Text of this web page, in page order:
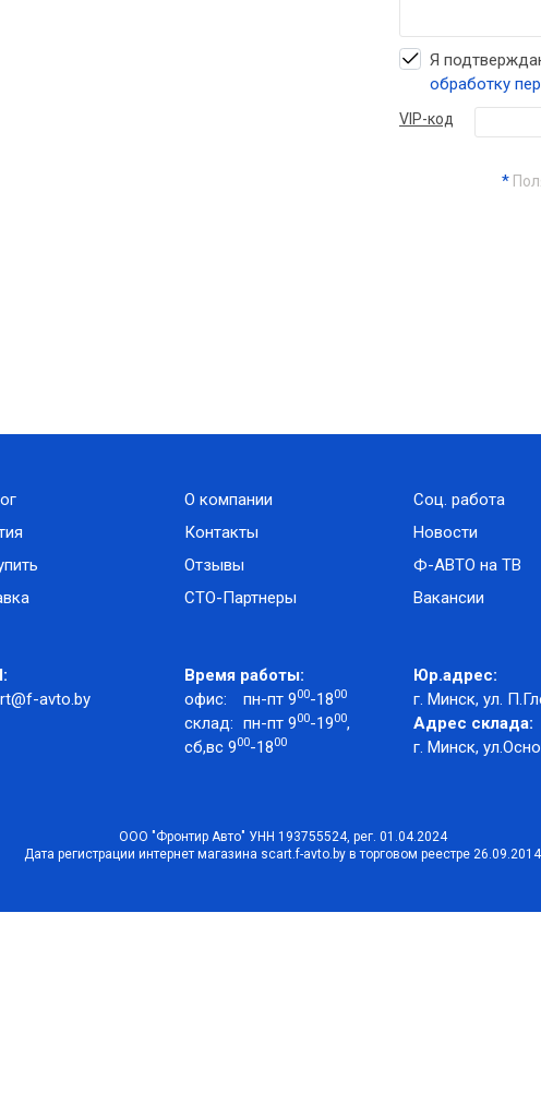
Я
обработку
VIP-код
*
О компании
Контакты
Отзывы
СТО-Партнеры
Соц. работа
Новости
Ф-АВТО на ТВ
Вакансии
avto.by
Время работы:
офис:
пн-пт 900-1800
склад: пн-пт 900-1900,
сб,вс 900-1800
Юр.адрес:
г. Минск, ул.
Адрес склада:
г. Минск,
ООО "Фронтир Авто" УНН 193755524, рег. 01.04.2024
Дата регистрации интернет магазина scart.f-avto.by в торговом реестре 26.09.2014